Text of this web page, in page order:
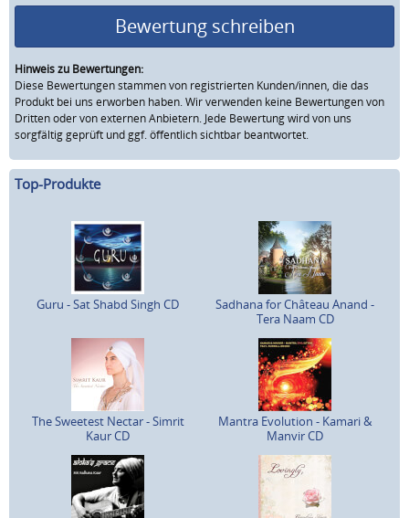
Bewertung schreiben
Hinweis zu Bewertungen:
Diese Bewertungen stammen von registrierten Kunden/innen, die das
Produkt bei uns erworben haben. Wir verwenden keine Bewertungen von
Dritten oder von externen Anbietern. Jede Bewertung wird von uns
sorgfältig geprüft und ggf. öffentlich sichtbar beantwortet.
Top-Produkte
Guru - Sat Shabd Singh CD
Sadhana for Château Anand -
Tera Naam CD
The Sweetest Nectar - Simrit
Kaur CD
Mantra Evolution - Kamari &
Manvir CD